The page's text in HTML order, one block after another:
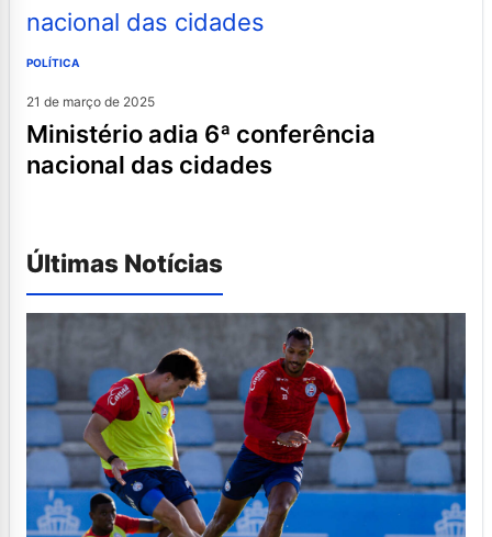
POLÍTICA
21 de março de 2025
ministério adia 6ª conferência
nacional das cidades
Últimas Notícias